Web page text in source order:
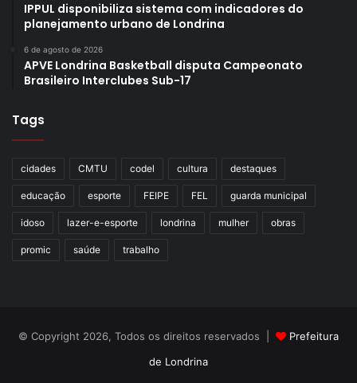
IPPUL disponibiliza sistema com indicadores do
planejamento urbano de Londrina
6 de agosto de 2026
APVE Londrina Basketball disputa Campeonato
Brasileiro Interclubes Sub-17
Tags
cidades CMTU codel cultura destaques
educação esporte FEIPE FEL guarda municipal
idoso lazer-e-esporte londrina mulher obras
promic saúde trabalho
© Copyright 2026, Todos os direitos reservados |
Prefeitura
de Londrina